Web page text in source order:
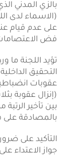
بالزي المدني
(الاسماء لدى
على عدم قيام
فض
تؤيد اللجنة
التحقيق
عقوبات
(إنزال عقوبة
بين تأخير
بالمصادقة على
التأكيد على
جواز الاعتداء